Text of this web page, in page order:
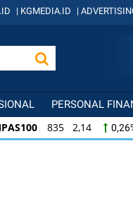
| KGMEDIA.ID |
PERSONAL
835 2,14
LQ45 633 2,36 0,37%